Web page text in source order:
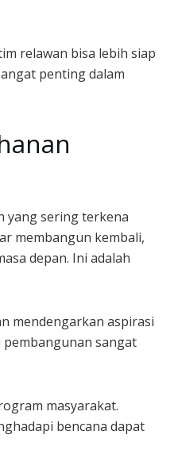
relawan bisa lebih siap
penting dalam
yang sering terkena
membangun kembali,
depan. Ini adalah
mendengarkan aspirasi
sangat
masyarakat.
bencana dapat